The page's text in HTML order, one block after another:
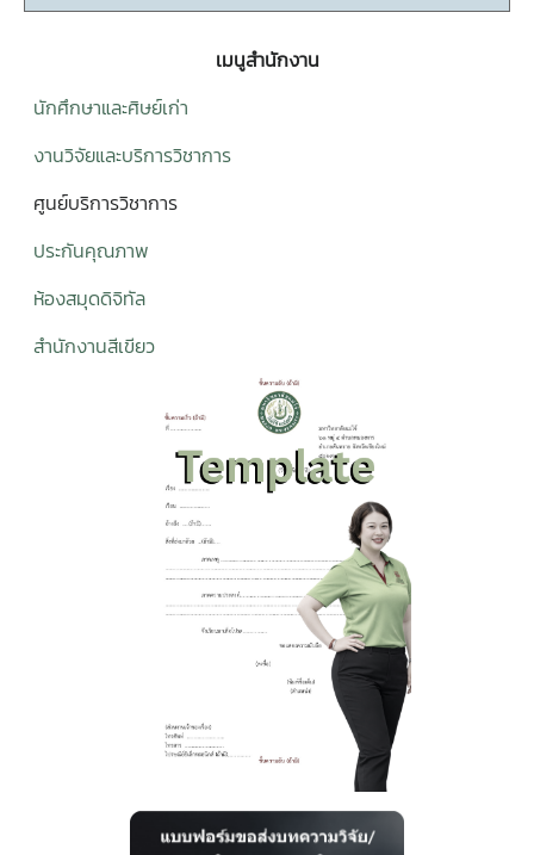
เมนูสำนักงาน
นักศึกษาและศิษย์เก่า
งานวิจัยและบริการวิชาการ
ศูนย์บริการวิชาการ
ประกันคุณภาพ
ห้องสมุดดิจิทัล
สำนักงานสีเขียว